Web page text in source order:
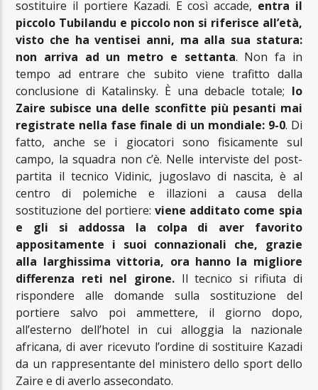
sostituire il portiere Kazadi. E così accade, entra il
piccolo Tubilandu e piccolo non si riferisce all’età,
visto che ha ventisei anni, ma alla sua statura:
non arriva ad un metro e settanta. Non fa in
tempo ad entrare che subito viene trafitto dalla
conclusione di Katalinsky. È una debacle totale; lo
Zaire subisce una delle sconfitte più pesanti mai
registrate nella fase finale di un mondiale: 9-0. Di
fatto, anche se i giocatori sono fisicamente sul
campo, la squadra non c’è. Nelle interviste del post-
partita il tecnico Vidinic, jugoslavo di nascita, è al
centro di polemiche e illazioni a causa della
sostituzione del portiere: viene additato come spia
e gli si addossa la colpa di aver favorito
appositamente i suoi connazionali che, grazie
alla larghissima vittoria, ora hanno la migliore
differenza reti nel girone.Il tecnico si rifiuta di
rispondere alle domande sulla sostituzione del
portiere salvo poi ammettere, il giorno dopo,
all’esterno dell’hotel in cui alloggia la nazionale
africana, di aver ricevuto l’ordine di sostituire Kazadi
da un rappresentante del ministero dello sport dello
Zaire e di averlo assecondato.